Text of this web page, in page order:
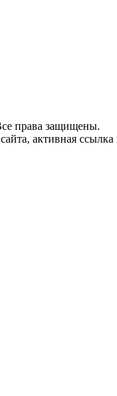
права защищены.
активная